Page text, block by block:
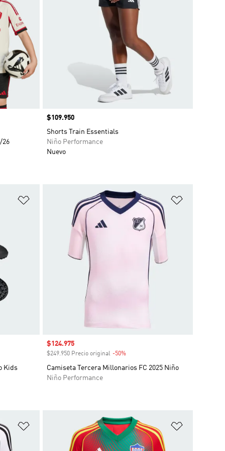
26
Precio
$109.950
Shorts Train Essentials
Niño Performance
Nuevo
Añadir a la lista de deseos
Kids
Precio de venta
$124.975
$249.950 Precio original -50%Descuento
Camiseta Tercera Millonarios FC 2025 Niño
Niño Performance
Añadir a la lista de deseos